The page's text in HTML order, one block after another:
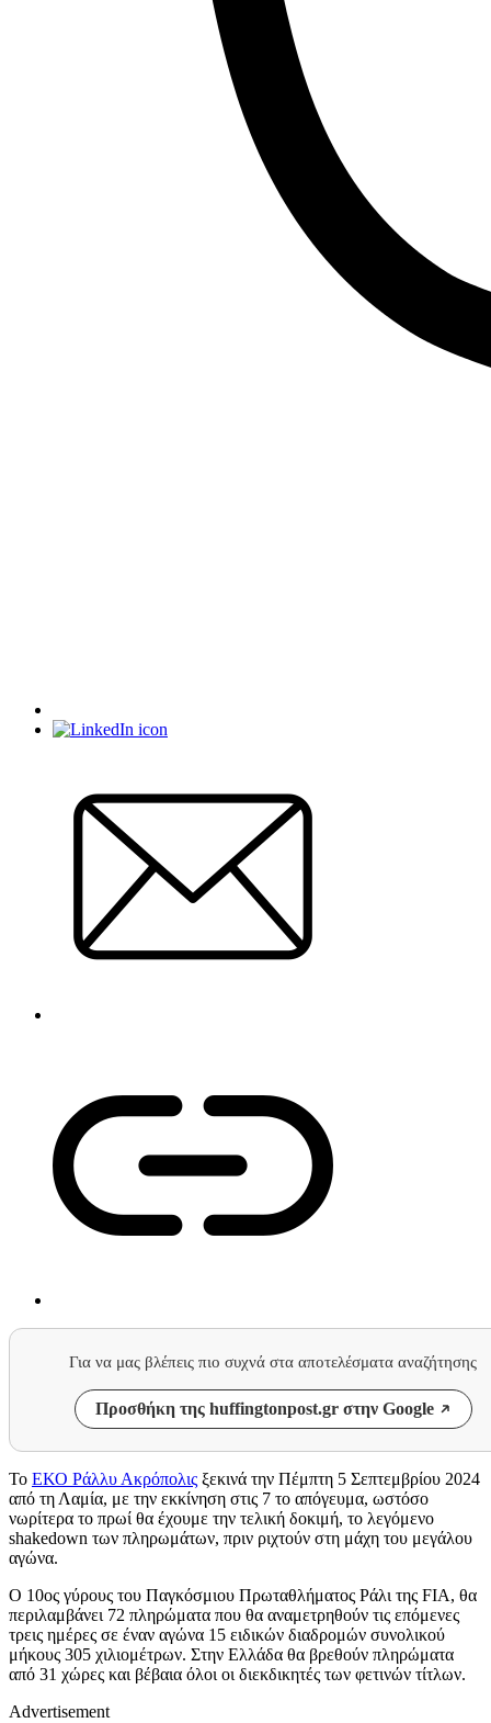
Για να μας βλέπεις πιο συχνά στα αποτελέσματα αναζήτησης
Προσθήκη της huffingtonpost.gr στην Google
Το ΕΚΟ Ράλλυ Ακρόπολις ξεκινά την Πέμπτη 5 Σεπτεμβρίου 2024
από τη Λαμία, με την εκκίνηση στις 7 το απόγευμα, ωστόσο
νωρίτερα το πρωί θα έχουμε την τελική δοκιμή, το λεγόμενο
shakedown των πληρωμάτων, πριν ριχτούν στη μάχη του μεγάλου
αγώνα.
Ο 10ος γύρους του Παγκόσμιου Πρωταθλήματος Ράλι της FIA, θα
περιλαμβάνει 72 πληρώματα που θα αναμετρηθούν τις επόμενες
τρεις ημέρες σε έναν αγώνα 15 ειδικών διαδρομών συνολικού
μήκους 305 χιλιομέτρων. Στην Ελλάδα θα βρεθούν πληρώματα
από 31 χώρες και βέβαια όλοι οι διεκδικητές των φετινών τίτλων.
Advertisement